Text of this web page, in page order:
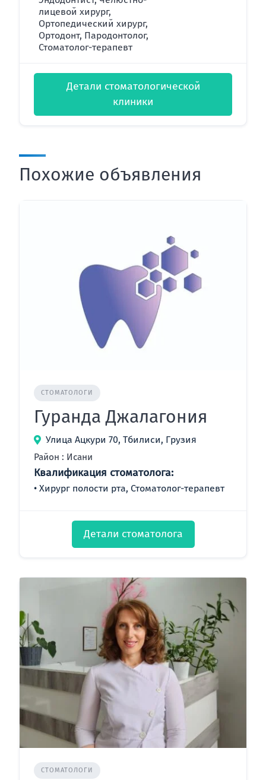
лицевой хирург,
Ортопедический хирург,
Ортодонт, Пародонтолог,
Стоматолог-терапевт
Детали стоматологической
клиники
Похожие объявления
СТОМАТОЛОГИ
Гуранда Джалагония
Улица Ацкури 70, Тбилиси, Грузия
Район : Исани
Квалификация стоматолога:
Хирург полости рта, Стоматолог-терапевт
Детали стоматолога
СТОМАТОЛОГИ